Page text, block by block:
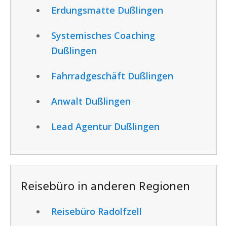
Erdungsmatte Dußlingen
Systemisches Coaching
Dußlingen
Fahrradgeschäft Dußlingen
Anwalt Dußlingen
Lead Agentur Dußlingen
Reisebüro in anderen Regionen
Reisebüro Radolfzell